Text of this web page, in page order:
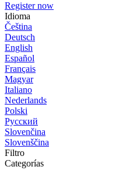
Register now
Idioma
Čeština
Deutsch
English
Español
Français
Magyar
Italiano
Nederlands
Polski
Русский
Slovenčina
Slovenščina
Filtro
Categorías